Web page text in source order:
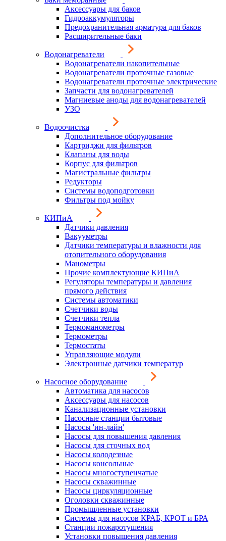
Аксессуары для баков
Гидроаккумуляторы
Предохранительная арматура для баков
Расширительные баки
Водонагреватели
Водонагреватели накопительные
Водонагреватели проточные газовые
Водонагреватели проточные электрические
Запчасти для водонагревателей
Магниевые аноды для водонагревателей
УЗО
Водоочистка
Дополнительное оборудование
Картриджи для фильтров
Клапаны для воды
Корпус для фильтров
Магистральные фильтры
Редукторы
Системы водоподготовки
Фильтры под мойку
КИПиА
Датчики давления
Вакууметры
Датчики температуры и влажности для
отопительного оборудования
Манометры
Прочие комплектующие КИПиА
Регуляторы температуры и давления
прямого действия
Системы автоматики
Счетчики воды
Счетчики тепла
Термоманометры
Термометры
Термостаты
Управляющие модули
Электронные датчики температур
Насосное оборудование
Автоматика для насосов
Аксессуары для насосов
Канализационные установки
Насосные станции бытовые
Насосы 'ин-лайн'
Насосы для повышения давления
Насосы для сточных вод
Насосы колодезные
Насосы консольные
Насосы многоступенчатые
Насосы скважинные
Насосы циркуляционные
Оголовки скважинные
Промышленные установки
Системы для насосов КРАБ, КРОТ и БРА
Станции пожаротушения
Установки повышения давления